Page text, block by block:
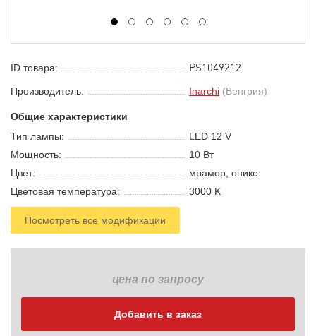
ID товара: PS1049212
Производитель: Inarchi (Венгрия)
Общие характеристики
Тип лампы:
LED 12 V
Мощность:
10 Вт
Цвет:
мрамор, оникс
Цветовая температура:
3000 K
Посмотреть все модификации
цена по запросу
Добавить в заказ